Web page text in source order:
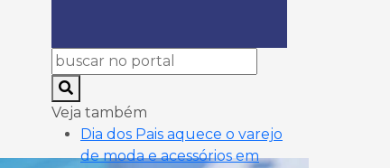
Veja também
Dia dos Pais aquece o varejo
de moda e acessórios em